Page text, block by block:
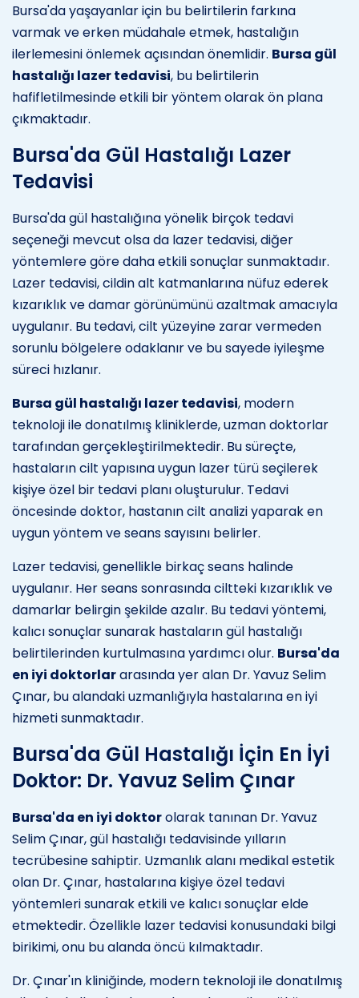
Bursa'da yaşayanlar için bu belirtilerin farkına
varmak ve erken müdahale etmek, hastalığın
ilerlemesini önlemek açısından önemlidir. Bursa gül
hastalığı lazer tedavisi, bu belirtilerin
hafifletilmesinde etkili bir yöntem olarak ön plana
çıkmaktadır.
Bursa'da Gül Hastalığı Lazer
Tedavisi
Bursa'da gül hastalığına yönelik birçok tedavi
seçeneği mevcut olsa da lazer tedavisi, diğer
yöntemlere göre daha etkili sonuçlar sunmaktadır.
Lazer tedavisi, cildin alt katmanlarına nüfuz ederek
kızarıklık ve damar görünümünü azaltmak amacıyla
uygulanır. Bu tedavi, cilt yüzeyine zarar vermeden
sorunlu bölgelere odaklanır ve bu sayede iyileşme
süreci hızlanır.
Bursa gül hastalığı lazer tedavisi, modern
teknoloji ile donatılmış kliniklerde, uzman doktorlar
tarafından gerçekleştirilmektedir. Bu süreçte,
hastaların cilt yapısına uygun lazer türü seçilerek
kişiye özel bir tedavi planı oluşturulur. Tedavi
öncesinde doktor, hastanın cilt analizi yaparak en
uygun yöntem ve seans sayısını belirler.
Lazer tedavisi, genellikle birkaç seans halinde
uygulanır. Her seans sonrasında ciltteki kızarıklık ve
damarlar belirgin şekilde azalır. Bu tedavi yöntemi,
kalıcı sonuçlar sunarak hastaların gül hastalığı
belirtilerinden kurtulmasına yardımcı olur. Bursa'da
en iyi doktorlararasında yer alan Dr. Yavuz Selim
Çınar, bu alandaki uzmanlığıyla hastalarına en iyi
hizmeti sunmaktadır.
Bursa'da Gül Hastalığı İçin En İyi
Doktor: Dr. Yavuz Selim Çınar
Bursa'da en iyi doktorolarak tanınan Dr. Yavuz
Selim Çınar, gül hastalığı tedavisinde yılların
tecrübesine sahiptir. Uzmanlık alanı medikal estetik
olan Dr. Çınar, hastalarına kişiye özel tedavi
yöntemleri sunarak etkili ve kalıcı sonuçlar elde
etmektedir. Özellikle lazer tedavisi konusundaki bilgi
birikimi, onu bu alanda öncü kılmaktadır.
Dr. Çınar'ın kliniğinde, modern teknoloji ile donatılmış